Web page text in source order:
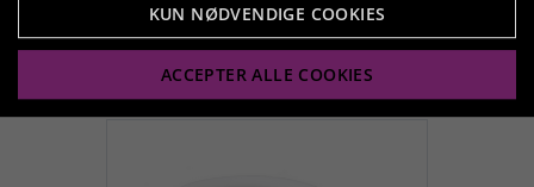
Vis produkt
KUN NØDVENDIGE COOKIES
ACCEPTER ALLE COOKIES